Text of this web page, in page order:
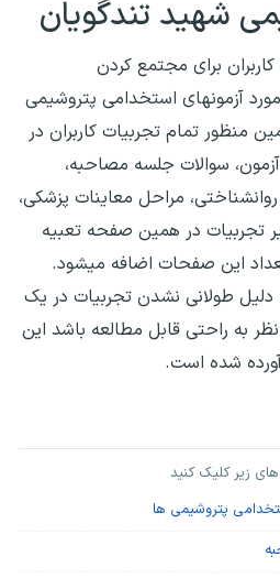
شهید تندگویان
برای مجتمع کردن
آزمونهای استخدامی پتروشیمی
تمام تجربیات کاربران در
سوالات جلسه مصاحبه،
مراحل معاینات پزشکی،
تجربیات در همین صفحه تعبیه
این صفحات اضافه میشود.
دلیل طولانی نشدن تجربیات در یک
به راحتی قابل مطالعه باشد این
شده است.
زیر کلیک کنید
پتروشیمی ها